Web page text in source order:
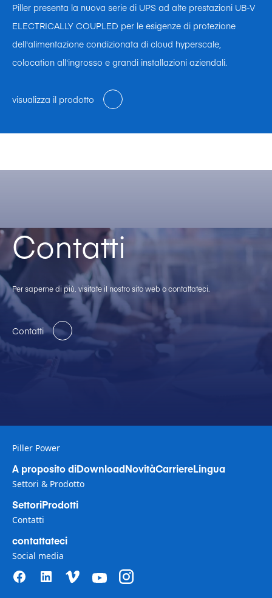
Piller presenta la nuova serie di UPS ad alte prestazioni UB-V
ELECTRICALLY COUPLED per le esigenze di protezione
dell'alimentazione condizionata di cloud hyperscale,
colocation all'ingrosso e grandi installazioni aziendali.
visualizza il prodotto
Contatti
Per saperne di più, visitate il nostro sito web o contattateci.
Contatti
Piller Power
A proposito diDownloadNovitàCarriereLingua
Settori & Prodotto
SettoriProdotti
Contatti
contattateci
Social media